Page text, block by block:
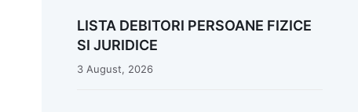
LISTA DEBITORI PERSOANE FIZICE
SI JURIDICE
3 August, 2026